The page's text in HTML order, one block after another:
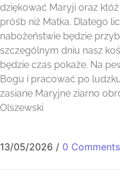
dziękować Maryji oraz
próśb niż Matka. Dlatego
nabożeństwie będzie
szczególnym dniu nasz
będzie czas pokaże. Na
Bogu i pracować po
zasiane Maryjne ziarno
Olszewski
13/05/2026 / 0 Comments